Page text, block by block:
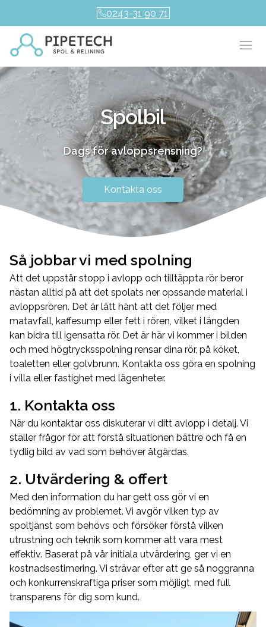
0243-31 90 71
Spolbil
Dags för avloppsrensning?
Kontakta oss
Så jobbar vi med spolning
Att det uppstår stopp i avlopp och tilltäppta rör beror
nästan alltid på att det spolats ner opssande material i
avloppsrören. Det är lätt hänt att det följer med
matavfall, kaffesump eller fett i rören, vilket i längden
kan bidra till igensatta rör. Det är här vi kommer i bilden
och med högtrycksspolning rensar dina rör, på köket,
toaletten eller golvbrunn. Kontakta oss göra en spolning
i villa eller fastighet med lägenheter.
1. Kontakta oss
När du kontaktar oss diskuterar vi ditt avlopp i detalj. Vi
ställer frågor för att förstå situationen bättre och få en
tydlig bild av vad som behöver åtgärdas.
2. Utvärdering & offert
Med den information du har gett oss gör vi en
bedömning av problemet. Vi avgör vilken typ av
spoltjänst som behövs och försöker förstå vilken
utrustning och teknik som kommer att vara mest
effektiv. Baserat på vår initiala utvärdering, ger vi en
kostnadsestimering. Vi strävar efter att ge så noggranna
och konkurrenskraftiga priser som möjligt, med full
transparens för dig som kund.